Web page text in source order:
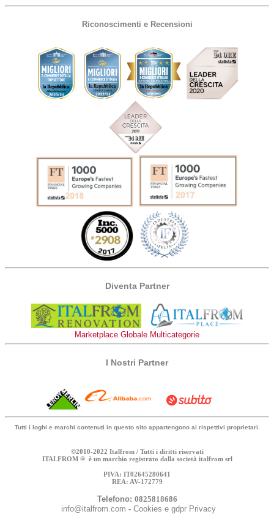
Riconoscimenti e Recensioni
Diventa Partner
Marketplace Globale Multicategorie
I Nostri Partner
Tutti i loghi e marchi contenuti in questo sito appartengono ai rispettivi proprietari.
©2010-2022 Italfrom / Tutti i diritti riservati
ITALFROM ® è un marchio registrato dalla società italfrom srl
PIVA: IT02645280641
REA: AV-172779
Telefono: 0825818686
info@italfrom.com - Cookies e gdpr Privacy